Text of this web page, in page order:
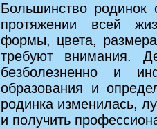
Большинство родинок
протяжении всей
формы, цвета,
требуют внимания.
безболезненно и
образования и
родинка изменилась,
и получить